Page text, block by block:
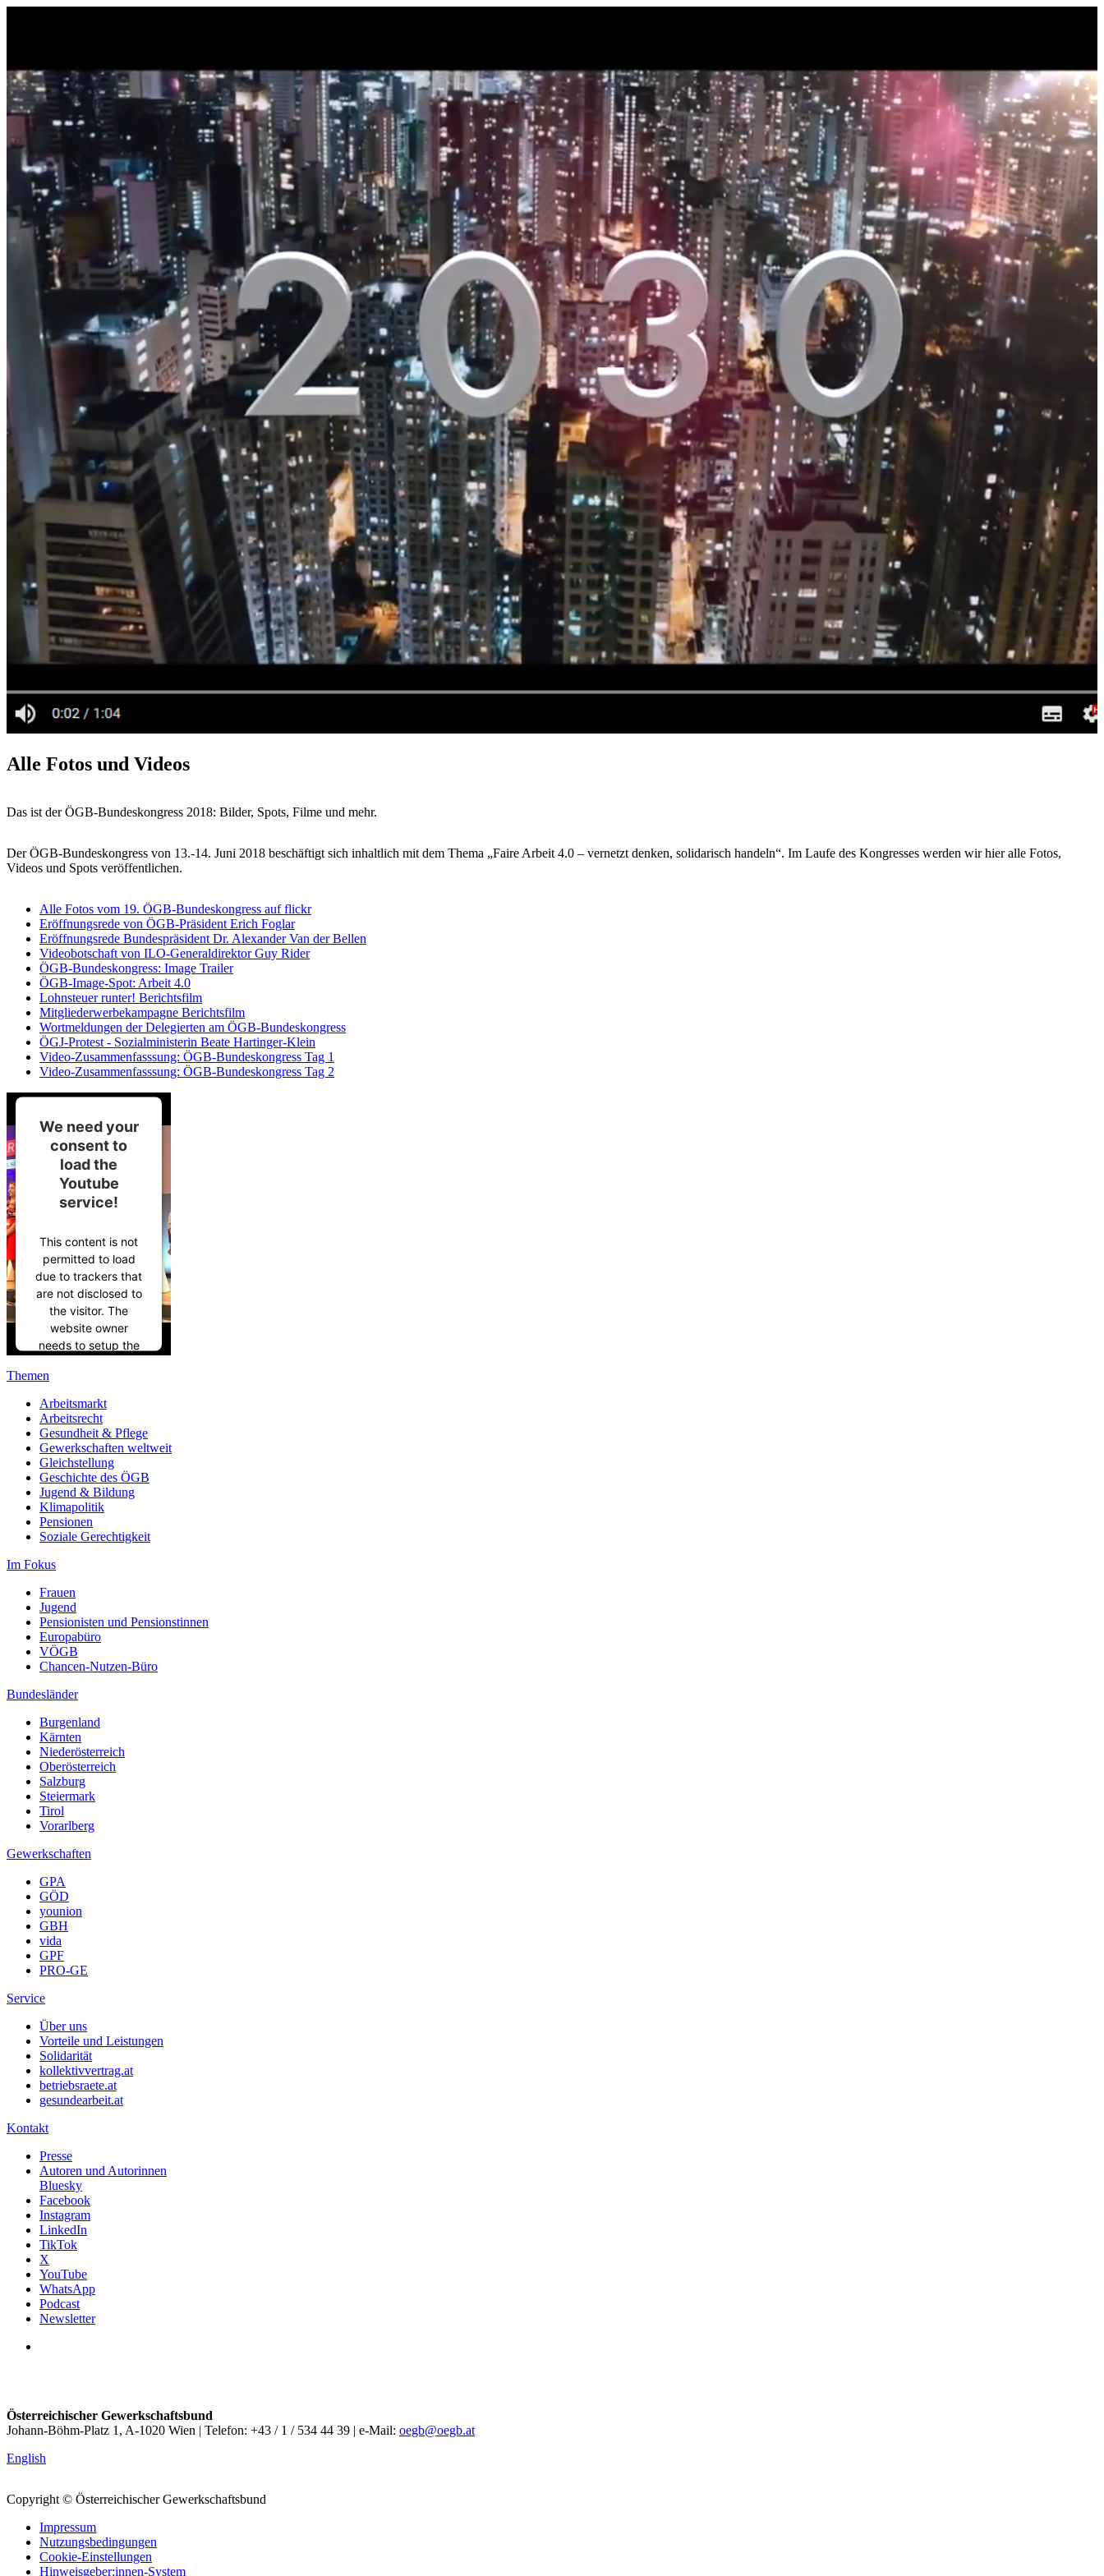
Alle Fotos und Videos
Das ist der ÖGB-Bundeskongress 2018: Bilder, Spots, Filme und mehr.
Der ÖGB-Bundeskongress von 13.-14. Juni 2018 beschäftigt sich inhaltlich mit dem Thema „Faire Arbeit 4.0 – vernetzt denken, solidarisch handeln“. Im Laufe des Kongresses werden wir hier alle Fotos,
Videos und Spots veröffentlichen.
Alle Fotos vom 19. ÖGB-Bundeskongress auf flickr
Eröffnungsrede von ÖGB-Präsident Erich Foglar
Eröffnungsrede Bundespräsident Dr. Alexander Van der Bellen
Videobotschaft von ILO-Generaldirektor Guy Rider
ÖGB-Bundeskongress: Image Trailer
ÖGB-Image-Spot: Arbeit 4.0
Lohnsteuer runter! Berichtsfilm
Mitgliederwerbekampagne Berichtsfilm
Wortmeldungen der Delegierten am ÖGB-Bundeskongress
ÖGJ-Protest - Sozialministerin Beate Hartinger-Klein
Video-Zusammenfasssung: ÖGB-Bundeskongress Tag 1
Video-Zusammenfasssung: ÖGB-Bundeskongress Tag 2
We need your
consent to
load the
Youtube
service!
This content is not
permitted to load
due to trackers that
are not disclosed to
the visitor. The
website owner
needs to setup the
to add this content
to the list of
technologies used.
Powered by
Usercentrics
Consent
Management
Platform
Themen
Arbeitsmarkt
Arbeitsrecht
Gesundheit & Pflege
Gewerkschaften weltweit
Gleichstellung
Geschichte des ÖGB
Jugend & Bildung
Klimapolitik
Pensionen
Soziale Gerechtigkeit
Im Fokus
Frauen
Jugend
Pensionisten und Pensionstinnen
Europabüro
VÖGB
Chancen-Nutzen-Büro
Bundesländer
Burgenland
Kärnten
Niederösterreich
Oberösterreich
Salzburg
Steiermark
Tirol
Vorarlberg
Gewerkschaften
GPA
GÖD
younion
GBH
vida
GPF
PRO-GE
Service
Über uns
Vorteile und Leistungen
Solidarität
kollektivvertrag.at
betriebsraete.at
gesundearbeit.at
Kontakt
Presse
Autoren und Autorinnen
Bluesky
Facebook
Instagram
LinkedIn
TikTok
X
YouTube
WhatsApp
Podcast
Newsletter
Österreichischer Gewerkschaftsbund
Johann-Böhm-Platz 1, A-1020 Wien | Telefon: +43 / 1 / 534 44 39 | e-Mail: oegb@oegb.at
English
Copyright © Österreichischer Gewerkschaftsbund
Impressum
Nutzungsbedingungen
Cookie-Einstellungen
Hinweisgeber:innen-System